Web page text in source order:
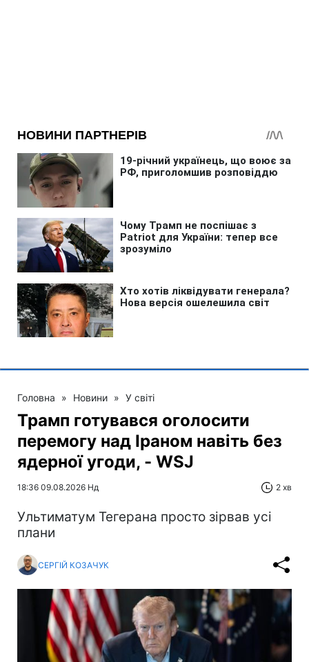
Головна » Новини » У світі
Трамп готувався оголосити
перемогу над Іраном навіть без
ядерної угоди, - WSJ
18:36 09.08.2026 Нд 2 хв
Ультиматум Тегерана просто зірвав усі
плани
СЕРГІЙ КОЗАЧУК